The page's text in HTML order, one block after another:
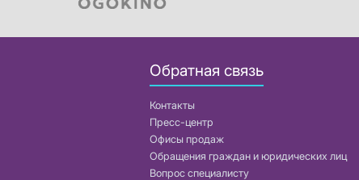
Обратная связь
Контакты
Пресс-центр
Офисы продаж
Обращения граждан и юридических лиц
Вопрос специалисту